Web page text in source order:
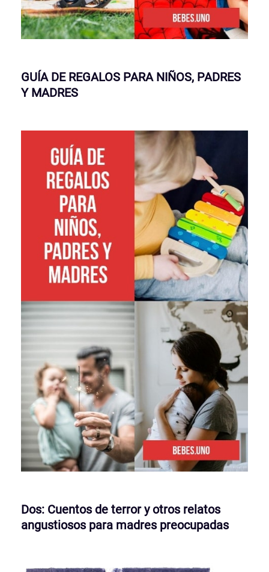
GUÍA DE REGALOS PARA NIÑOS, PADRES
Y MADRES
Dos: Cuentos de terror y otros relatos
angustiosos para madres preocupadas